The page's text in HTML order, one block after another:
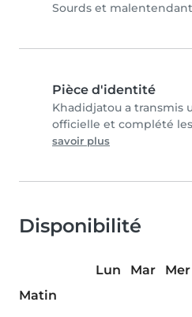
Sourds et
Pièce d'identité
Khadidjatou a transmis
officielle et complété
savoir plus
Disponibilité
Lun Mar Mer
Matin